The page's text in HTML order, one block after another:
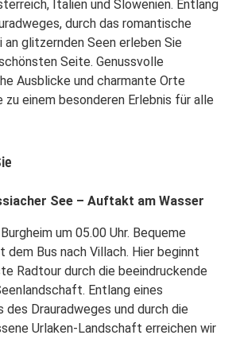
Italien und Slowenien. Entlang
durch das romantische
an glitzernden Seen erleben Sie
Seite. Genussvolle
Ausblicke und charmante Orte
zu einem besonderen Erlebnis für alle
See – Auftakt am Wasser
um 05.00 Uhr. Bequeme
dem Bus nach Villach. Hier beginnt
Radtour durch die beeindruckende
Entlang eines
des Drauradweges und durch die
Urlaken-Landschaft erreichen wir